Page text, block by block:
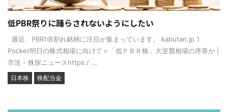
低PBR祭りに踊らされないようにしたい
最近、PBR1倍割れ銘柄に注目が集まっています。 kabutan.jp 1
Pocket明日の株式相場に向けて＝「低ＰＢＲ株」大逆襲相場の序章か |
市況 - 株探ニュースhttps:/ ...
日本株 株配当金